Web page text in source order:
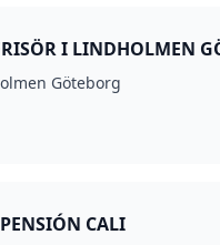
I LINDHOLMEN
Göteborg
VÁSQUEZ ZULUAGA ABOGADOS PARA PENSIÓN CALI